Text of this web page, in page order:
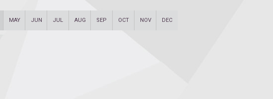
MAY JUN JUL AUG SEP OCT NOV DEC